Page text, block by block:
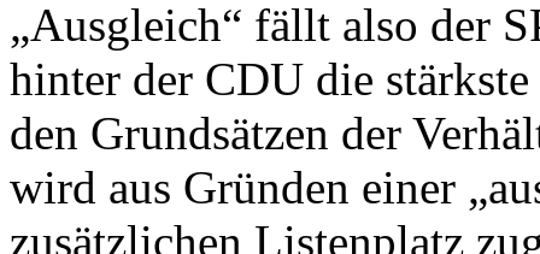
„Ausgleich“ fällt also der
hinter der CDU die
den Grundsätzen der
wird aus Gründen einer
zusätzlichen Listenplatz